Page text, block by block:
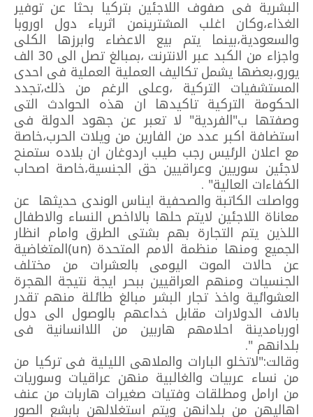
البشرية فى صفوف اللاجئين بتركيا بحثا عن توفير
الغذاء،وكان اغلب المشترينمن اثرياء دول اوروبا
والسعودية،بينما يتم بيع الاعضاء وابرزها الكلى
واجزاء من الكبد عبر الانترنت ،بمبالغ تصل الى 30 الف
يورو،بعضها يشمل تكاليف العملية العملية فى احدى
المستشفيات التركية ،وعلى الرغم من ذلك،تجدد
الحكومة التركية تاكيدها ان هذه الحوادث التى
وصفتها ب"الفردية" لا تعبر عن جهود الدولة فى
استضافة اكبر عدد من الفارين من ويلات الحرب،خاصة
مع اعلان الرئيس رجب طيب اردوغان ان بلاده ستمنح
لاجئين سوريين وعراقيين حق الجنسية،خاصة اصحاب
الكفاءات العالية" .
وواصلت الكاتبة والصحفية ايناس الوندى حديثها عن
معاناة اللاجئين لايتم حلها بالااخص النساء والاطفال
اللذين يتم التجارة بهم بشتى الطرق وامام انظار
الجميع ومنها منظمة الامم المتحدة (un)المتغاضية
عن حالات الموت اليومى بالعشرات من مختلف
الجنسيات ومنهم العراقيين ببحر ايجة نتيجة الهجرة
العشوائية واخذ تجار البشر مبالغ طائلة منهم تقدر
بالاف الدولارات مقابل خداعهم بالوصول الى دول
اوربامدينة احلامهم هاربين من اللاانسانية فى
بلدانهم ".
وقالت:"لاتخلو البارات والملاهى الليلية فى تركيا من
من نساء عربيات والغالبية منهن عراقيات وسوريات
من ارامل ومطلقات وفتيات صغيرات هاربات من عنف
اهاليهن من بلدانهن ويتم استغلالهن بابشع الصور